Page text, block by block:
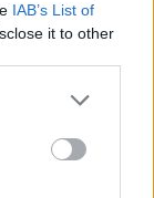
IAB’s List of
it to other